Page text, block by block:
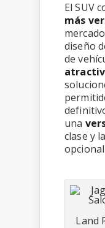
El SUV
más
diseño
de
una
clase y
Land